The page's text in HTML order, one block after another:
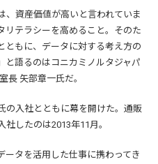
資産価値が高いと言われていま
リテラシーを高めること。そのた
ともに、データに対する考え方の
と語るのはコニカミノルタジャパ
長 矢部章一氏だ。
入社とともに幕を開けた。通販
したのは2013年11月。
ータを活用した仕事に携わってき